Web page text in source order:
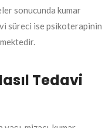
sonucunda kumar
süreci ise psikoterapinin
Tedavi